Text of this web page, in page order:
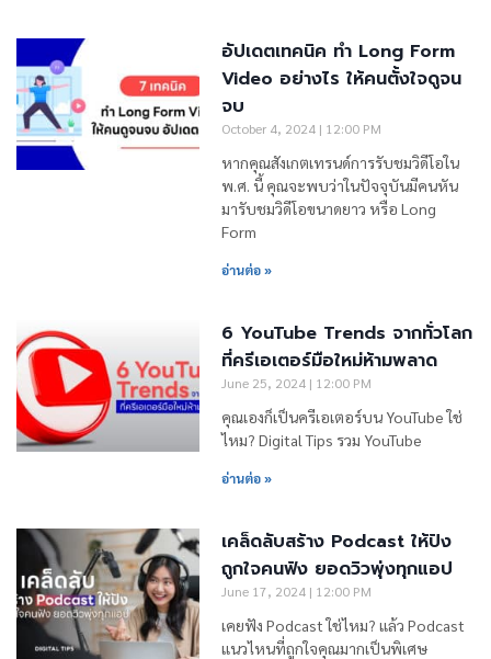
อัปเดตเทคนิค ทำ Long Form
Video อย่างไร ให้คนตั้งใจดูจน
จบ
October 4, 2024 12:00 PM
หากคุณสังเกตเทรนด์การรับชมวิดีโอใน
พ.ศ. นี้ คุณจะพบว่าในปัจจุบันมีคนหัน
มารับชมวิดีโอขนาดยาว หรือ Long
Form
อ่านต่อ »
6 YouTube Trends จากทั่วโลก
ที่ครีเอเตอร์มือใหม่ห้ามพลาด
June 25, 2024 12:00 PM
คุณเองก็เป็นครีเอเตอร์บน YouTube ใช่
ไหม? Digital Tips รวม YouTube
อ่านต่อ »
เคล็ดลับสร้าง Podcast ให้ปัง
ถูกใจคนฟัง ยอดวิวพุ่งทุกแอป
June 17, 2024 12:00 PM
เคยฟัง Podcast ใช่ไหม? แล้ว Podcast
แนวไหนที่ถูกใจคุณมากเป็นพิเศษ